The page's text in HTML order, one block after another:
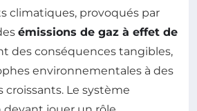
climatiques, provoqués par
émissions de gaz à effet de
des conséquences tangibles,
environnementales à des
croissants. Le système